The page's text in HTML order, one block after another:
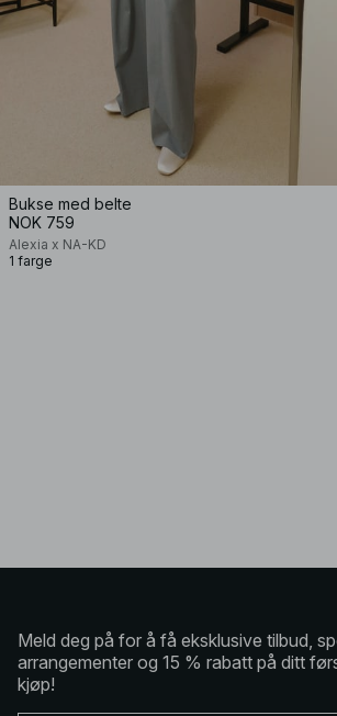
Bukse med belte
NOK 759
Alexia x NA-KD
1 farge
Meld deg på for å få eksklusive tilbud,
arrangementer og 15 % rabatt på ditt
kjøp!